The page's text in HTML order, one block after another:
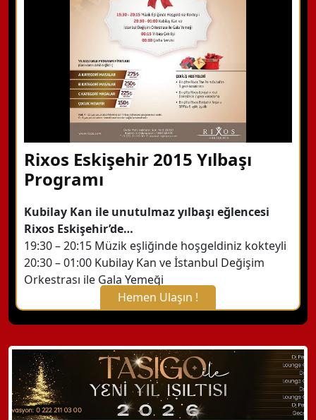
Rixos Eskişehir 2015 Yılbaşı
Programı
Kubilay Kan ile unutulmaz yılbaşı eğlencesi
Rixos Eskişehir’de…
19:30 – 20:15 Müzik eşliğinde hoşgeldiniz kokteyli
20:30 – 01:00 Kubilay Kan ve İstanbul Değişim
Orkestrası ile Gala Yemeği
Hemen Ulaşın !
X Kapat
WhatsApp ile Bilgi Alın
Hemen Arayın